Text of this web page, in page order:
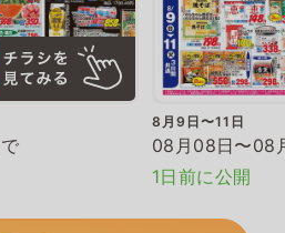
8月9日〜11日
08月08日〜08
1日前に公開